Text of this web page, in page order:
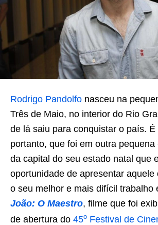
Rodrigo Pandolfo nasceu na
Três de Maio, no interior do Rio
de lá saiu para conquistar o país. É
portanto, que foi em outra pequena
da capital do seu estado natal que
oportunidade de apresentar aquele
o seu melhor e mais difícil trabalho
João: O Maestro, filme que foi
de abertura do 45o Festival de